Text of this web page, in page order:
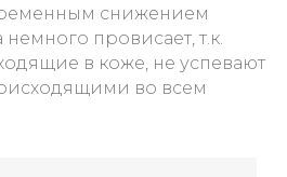
снижением
провисает, т.к.
в коже, не успевают
во всем